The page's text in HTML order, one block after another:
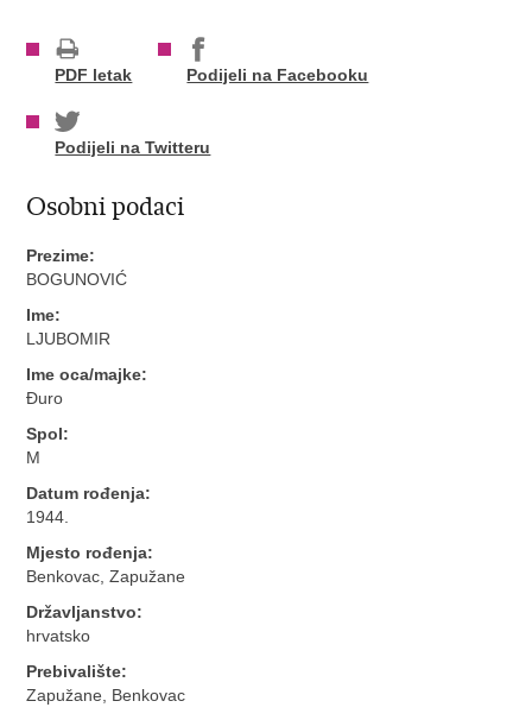
PDF letak Podijeli na Facebooku
Podijeli na Twitteru
Osobni podaci
Prezime:
BOGUNOVIĆ
Ime:
LJUBOMIR
Ime oca/majke:
Đuro
Spol:
M
Datum rođenja:
1944.
Mjesto rođenja:
Benkovac, Zapužane
Državljanstvo:
hrvatsko
Prebivalište:
Zapužane, Benkovac